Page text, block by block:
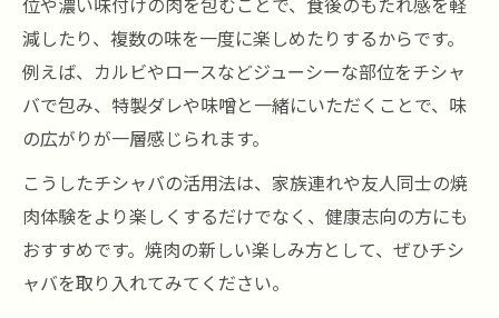
減したり、複数の味を一度に楽しめたりするからです。
例えば、カルビやロースなどジューシーな部位をチシャ
バで包み、特製ダレや味噌と一緒にいただくことで、味
の広がりが一層感じられます。
こうしたチシャバの活用法は、家族連れや友人同士の焼
肉体験をより楽しくするだけでなく、健康志向の方にも
おすすめです。焼肉の新しい楽しみ方として、ぜひチシ
ャバを取り入れてみてください。